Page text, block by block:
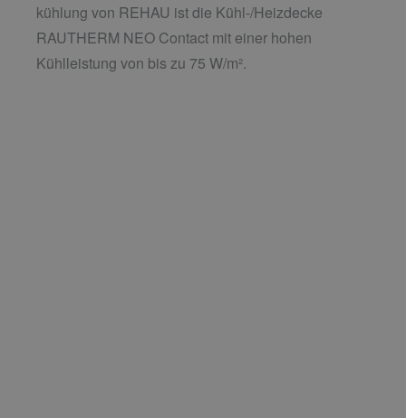
kühlung von REHAU ist die Kühl-/Heizdecke
RAUTHERM NEO Contact mit einer hohen
Kühlleistung von bis zu 75 W/m².